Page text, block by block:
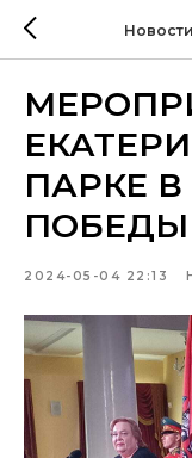
ПАРКЕ
ПОБЕДЫ
2024-05-04 22:13